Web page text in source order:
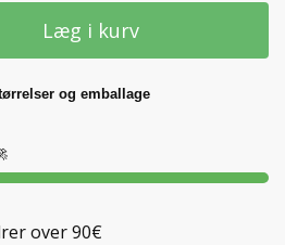
Læg i kurv
og emballage
over90€